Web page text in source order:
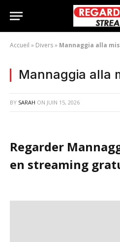
Accueil » Divers» Mannaggia alla
Mannaggia alla
BY SARAH ON JUIN 15, 2026
Regarder
en streaming